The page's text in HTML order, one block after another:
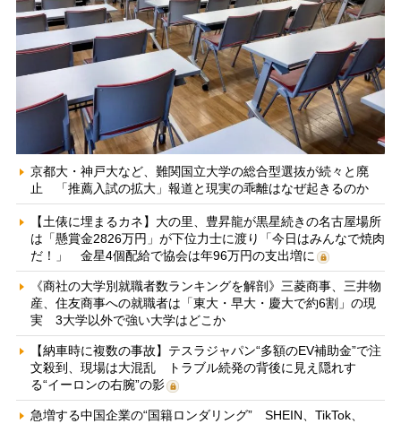
京都大・神戸大など、難関国立大学の総合型選抜が続々と廃
止 「推薦入試の拡大」報道と現実の乖離はなぜ起きるのか
【土俵に埋まるカネ】大の里、豊昇龍が黒星続きの名古屋場所
は「懸賞金2826万円」が下位力士に渡り「今日はみんなで焼肉
だ！」 金星4個配給で協会は年96万円の支出増に
《商社の大学別就職者数ランキングを解剖》三菱商事、三井物
産、住友商事への就職者は「東大・早大・慶大で約6割」の現
実 3大学以外で強い大学はどこか
【納車時に複数の事故】テスラジャパン“多額のEV補助金”で注
文殺到、現場は大混乱 トラブル続発の背後に見え隠れす
る“イーロンの右腕”の影
急増する中国企業の“国籍ロンダリング” SHEIN、TikTok、